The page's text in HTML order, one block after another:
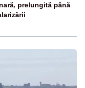
prelungită până